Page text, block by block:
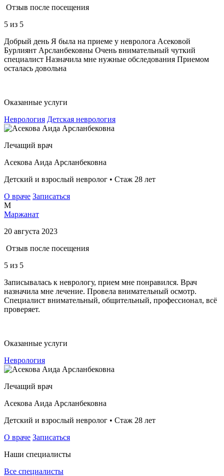
Отзыв после посещения
5 из 5
Добрый день Я была на приеме у невролога Асековой
Бурлиянт Арсланбековны Очень внимательный чуткий
специалист Назначила мне нужные обследования Приемом
осталась довольна
Оказанные услуги
Неврология Детская неврология
Лечащий врач
Асекова Аида Арсланбековна
Детский и взрослый невролог • Стаж 28 лет
О враче Записаться
М
Маржанат
20 августа 2023
Отзыв после посещения
5 из 5
Записывалась к неврологу, прием мне понравился. Врач
назначила мне лечение. Провела внимательный осмотр.
Специалист внимательный, общительный, профессионал, всё
проверяет.
Оказанные услуги
Неврология
Лечащий врач
Асекова Аида Арсланбековна
Детский и взрослый невролог • Стаж 28 лет
О враче Записаться
Наши специалисты
Все специалисты